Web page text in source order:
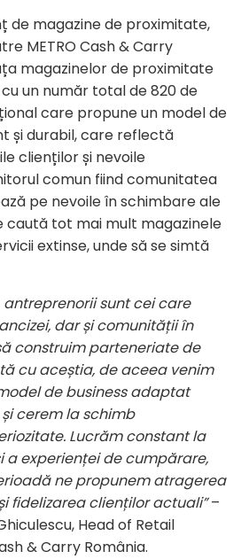
de magazine de proximitate,
METRO Cash & Carry
magazinelor de proximitate
un număr total de 820 de
care propune un model de
și durabil, care reflectă
clienților și nevoile
comun fiind comunitatea
pe nevoile în schimbare ale
caută tot mai mult magazinele
extinse, unde să se simtă
antreprenorii sunt cei care
dar și comunității în
construim parteneriate de
cu aceștia, de aceea venim
de business adaptat
cerem la schimb
Lucrăm constant la
a experienței de cumpărare,
ne propunem atragerea
fidelizarea clienților actuali”–
Head of Retail
& Carry România.